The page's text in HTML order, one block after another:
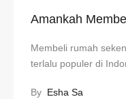
Amankah
Membeli rumah
terlalu populer di
By Esha Sa